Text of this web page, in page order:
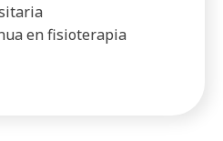
en fisioterapia